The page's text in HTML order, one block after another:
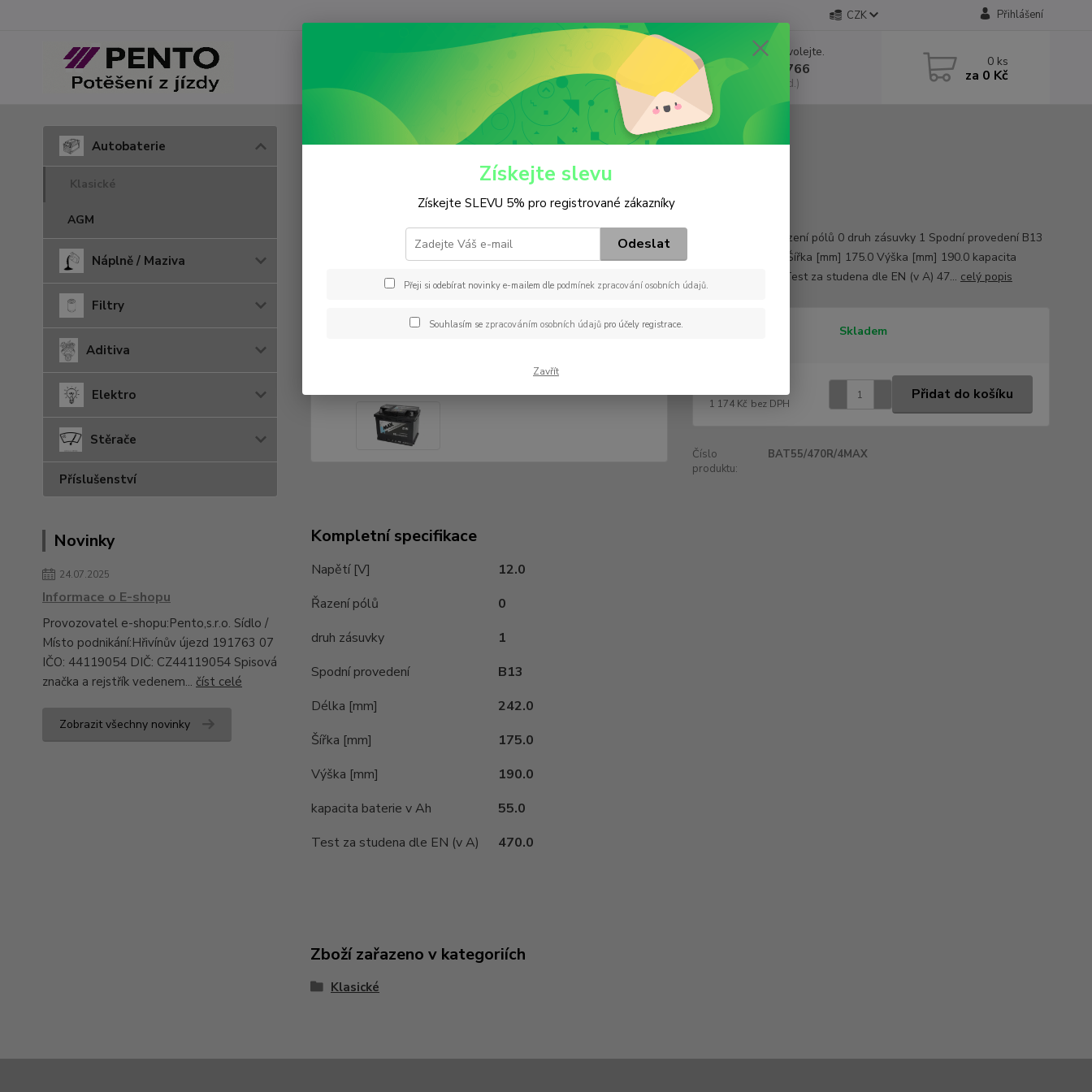
CZK Přihlášení
Nevíte si rady? Zavolejte.
+420 602 552 766
(Po-Pá, 6:30-15 hod.)
0 ks
za 0 Kč
Autobaterie
Klasické
AGM
Náplně / Maziva
Filtry
Aditiva
Elektro
Stěrače
Příslušenství
Novinky
24.07.2025
Informace o E-shopu
Provozovatel e-shopu:Pento,s.r.o. Sídlo /
Místo podnikání:Hřivínův újezd 191763 07
IČO: 44119054 DIČ: CZ44119054 Spisová
značka a rejstřík vedenem... číst celé
Zobrazit všechny novinky
Autobaterie Klasické Autobaterie 55Ah 450A
Autobaterie 55Ah 450A
Napětí [V] 12.0 Řazení pólů 0 druh zásuvky 1 Spodní provedení B13
Délka [mm] 242.0 Šířka [mm] 175.0 Výška [mm] 190.0 kapacita
baterie v Ah 55.0 Test za studena dle EN (v A) 47... celý popis
Skladem
ks
1 174 Kč bez DPH
Přidat do košíku
Číslo
produktu:
BAT55/470R/4MAX
Kompletní specifikace
Napětí [V]
12.0
Řazení pólů
0
druh zásuvky
1
Spodní provedení
B13
Délka [mm]
242.0
Šířka [mm]
175.0
Výška [mm]
190.0
kapacita baterie v Ah
55.0
Test za studena dle EN (v A)
470.0
Zboží zařazeno v kategoriích
Klasické
Získejte slevu
Získejte SLEVU 5% pro registrované zákazníky
Odeslat
Přeji si odebírat novinky e-mailem dle podmínek zpracování osobních údajů.
Souhlasím se zpracováním osobních údajůpro účely registrace.
Zavřít